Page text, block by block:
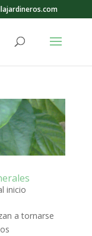
inicio
a tornarse